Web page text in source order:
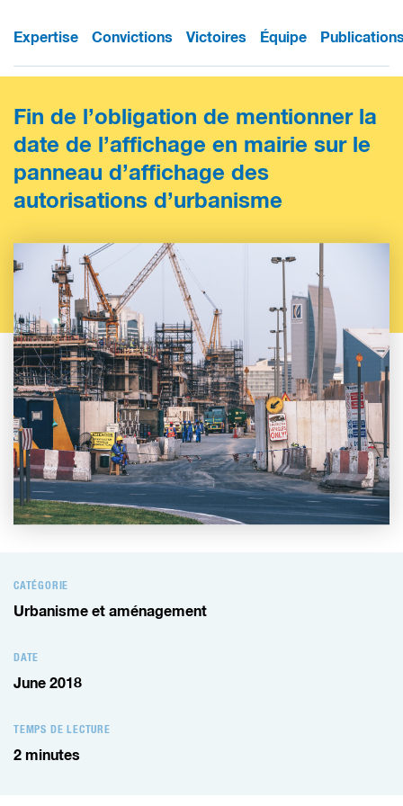
Expertise Convictions Victoires Équipe
Fin de l’obligation de mentionner la
date de l’affichage en mairie sur le
panneau d’affichage des
autorisations d’urbanisme
CATÉGORIE
Urbanisme et aménagement
DATE
June 2018
TEMPS DE LECTURE
2 minutes